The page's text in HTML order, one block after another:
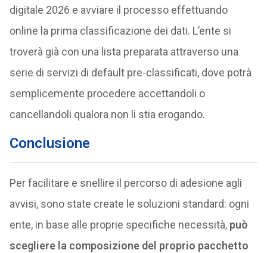
digitale 2026 e avviare il processo effettuando
online la prima classificazione dei dati. L’ente si
troverà già con una lista preparata attraverso una
serie di servizi di default pre-classificati, dove potrà
semplicemente procedere accettandoli o
cancellandoli qualora non li stia erogando.
Conclusione
Per facilitare e snellire il percorso di adesione agli
avvisi, sono state create le soluzioni standard: ogni
ente, in base alle proprie specifiche necessità,può
scegliere la composizione del proprio pacchetto